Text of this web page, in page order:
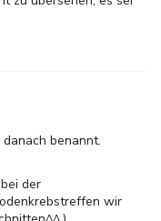
benannt.
der
wir